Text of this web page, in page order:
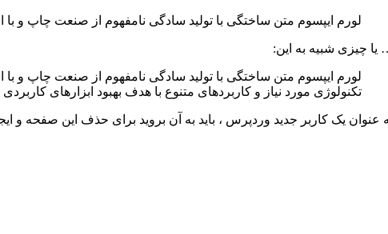
لورم ایپسوم متن ساختگی با تولید سادگی نامفهوم از صنعت چاپ و
یا چیزی شبیه به این:
لورم ایپسوم متن ساختگی با تولید سادگی نامفهوم از صنعت چاپ و
تکنولوژی مورد نیاز و کاربردهای متنوع با هدف بهبود ابزارهای
عنوان یک کاربر جدید وردپرس ، باید به آن بروید برای حذف این صفحه